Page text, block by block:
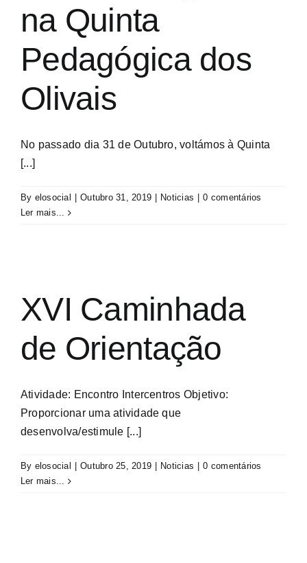
na Quinta
Pedagógica dos
Olivais
No passado dia 31 de Outubro, voltámos à Quinta
[...]
By elosocial Outubro 31, 2019 Noticias
0 comentários
Ler mais...
XVI Caminhada
de Orientação
Atividade: Encontro Intercentros Objetivo:
Proporcionar uma atividade que
desenvolva/estimule [...]
By elosocial Outubro 25, 2019 Noticias
0 comentários
Ler mais...